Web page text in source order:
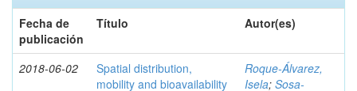
Fecha de
publicación
Título Autor(es)
2018-06-02
Spatial distribution,
mobility and bioavailability
Roque-Álvarez,
Isela; Sosa-